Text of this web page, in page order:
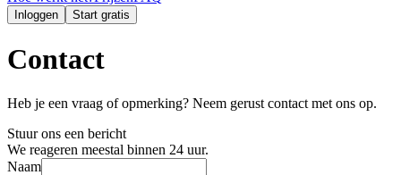
Inloggen Start gratis
Contact
Heb je een vraag of opmerking? Neem gerust contact met ons op.
Stuur ons een bericht
We reageren meestal binnen 24 uur.
Naam